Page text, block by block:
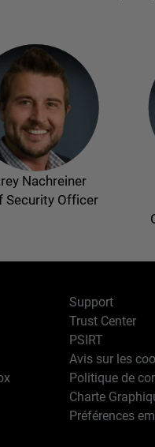
Nachreiner
Security Officer
Support
Trust Center
PSIRT
Avis sur les
Politique de
Charte
Préférences